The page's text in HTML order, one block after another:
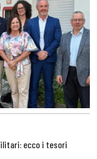
ecco i tesori